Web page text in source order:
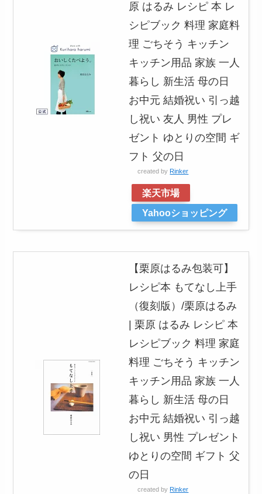
原 はるみ レシピ 本 レ
シピブック 料理 家庭料
理 ごちそう キッチン
キッチン用品 家族 一人
暮らし 新生活 母の日
お中元 結婚祝い 引っ越
し祝い 友人 男性 プレ
ゼント ゆとりの空間 ギ
フト 父の日
created by Rinker
楽天市場
Yahooショッピング
【栗原はるみ包装可】
レシピ本 もてなし上手
（復刻版）/栗原はるみ
| 栗原 はるみ レシピ 本
レシピブック 料理 家庭
料理 ごちそう キッチン
キッチン用品 家族 一人
暮らし 新生活 母の日
お中元 結婚祝い 引っ越
し祝い 男性 プレゼント
ゆとりの空間 ギフト 父
の日
created by Rinker